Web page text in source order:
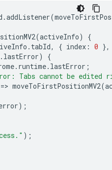
.addListener(
(activeInfo)
{
. tabId, { index : 0 },
. lastError)
{
. runtime. lastError ;
Tabs cannot be edited
=> moveToFirstPositionMV2(
);
);